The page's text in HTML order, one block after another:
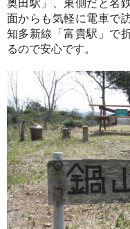
奥田駅」、東側だと名
面からも気軽に電車で
知多新線「富貴駅」で
るので安心です。